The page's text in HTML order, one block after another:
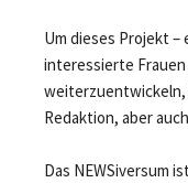
Um dieses Projekt
interessierte
Redaktion, aber
Das NEWSiversum